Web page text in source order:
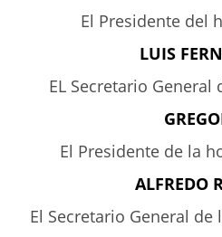
El Presidente del
LUIS
EL Secretario
El Presidente de la
ALFREDO
El Secretario General